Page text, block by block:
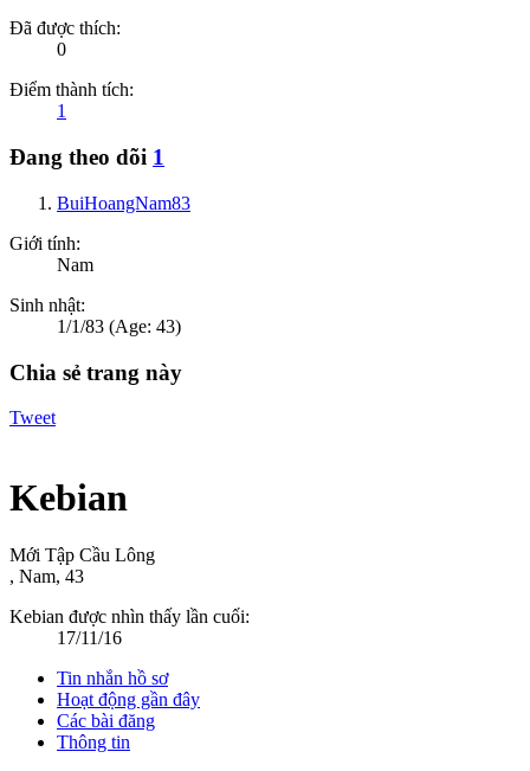
Đã được thích:
0
Điểm thành tích:
1
Đang theo dõi 1
BuiHoangNam83
Giới tính:
Nam
Sinh nhật:
1/1/83 (Age: 43)
Chia sẻ trang này
Tweet
Kebian
Mới Tập Cầu Lông
, Nam, 43
Kebian được nhìn thấy lần cuối:
17/11/16
Tin nhắn hồ sơ
Hoạt động gần đây
Các bài đăng
Thông tin